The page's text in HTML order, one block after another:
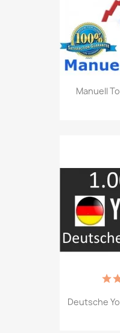
Manuell
Deutsche